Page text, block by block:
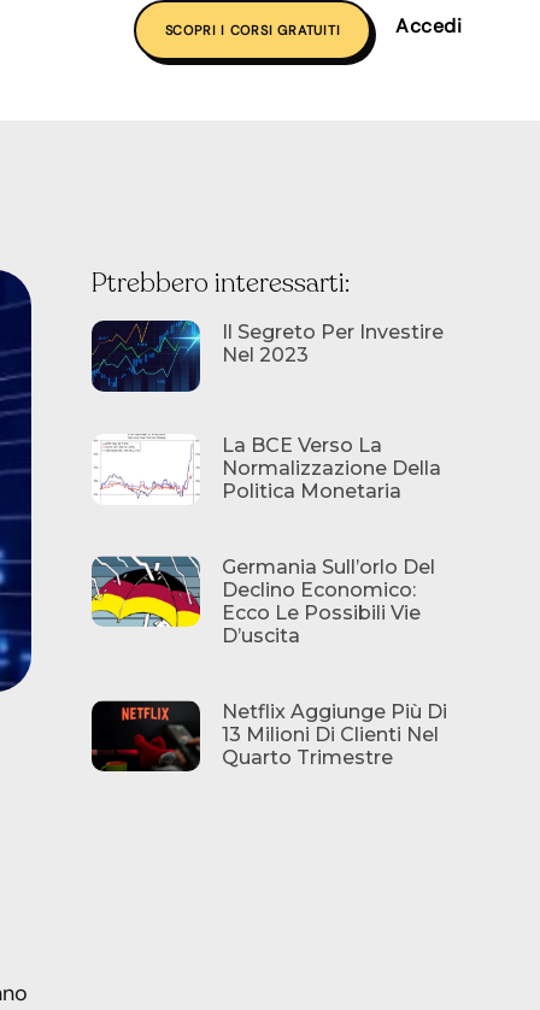
SCOPRI I CORSI GRATUITI Accedi
Ptrebbero interessarti:
Il Segreto Per Investire
Nel 2023
La BCE Verso La
Normalizzazione Della
Politica Monetaria
Germania Sull’orlo Del
Declino Economico:
Ecco Le Possibili Vie
D’uscita
Netflix Aggiunge Più Di
13 Milioni Di Clienti Nel
Quarto Trimestre